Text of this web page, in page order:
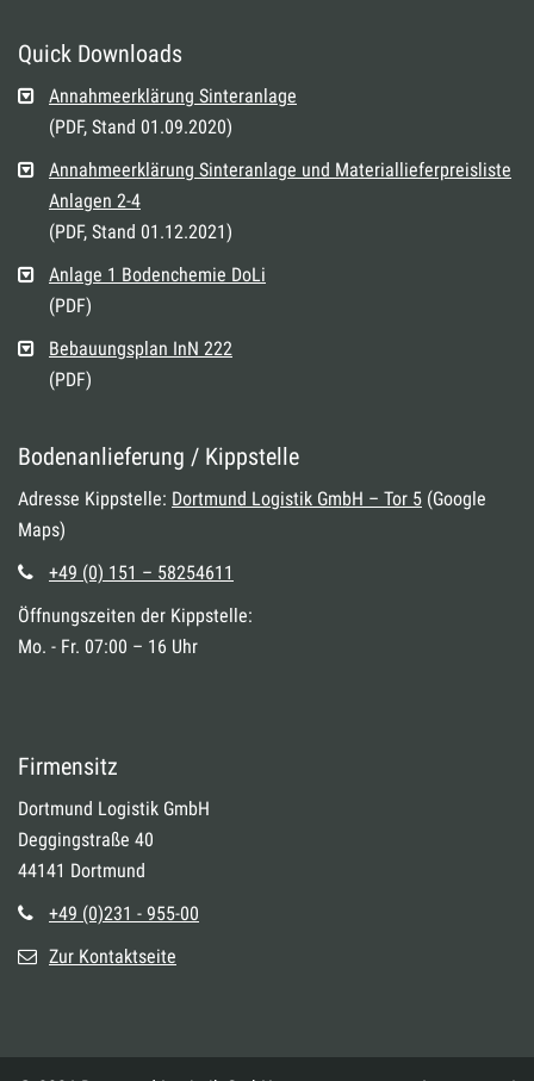
Quick Downloads
Annahmeerklärung Sinteranlage
(PDF, Stand 01.09.2020)
Annahmeerklärung Sinteranlage und Materiallieferpreisliste
Anlagen 2-4
(PDF, Stand 01.12.2021)
Anlage 1 Bodenchemie DoLi
(PDF)
Bebauungsplan InN 222
(PDF)
Bodenanlieferung / Kippstelle
Adresse Kippstelle: Dortmund Logistik GmbH – Tor 5 (Google
Maps)
+49 (0) 151 – 58254611
Öffnungszeiten der Kippstelle:
Mo. - Fr. 07:00 – 16 Uhr
Firmensitz
Dortmund Logistik GmbH
Deggingstraße 40
44141 Dortmund
+49 (0)231 - 955-00
Zur Kontaktseite